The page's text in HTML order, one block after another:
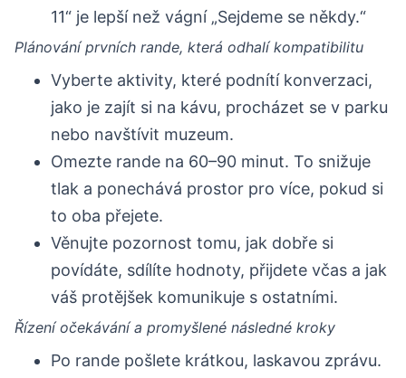
11“ je lepší než vágní „Sejdeme se někdy.“
Plánování prvních rande, která odhalí kompatibilitu
Vyberte aktivity, které podnítí konverzaci,
jako je zajít si na kávu, procházet se v parku
nebo navštívit muzeum.
Omezte rande na 60–90 minut. To snižuje
tlak a ponechává prostor pro více, pokud si
to oba přejete.
Věnujte pozornost tomu, jak dobře si
povídáte, sdílíte hodnoty, přijdete včas a jak
váš protějšek komunikuje s ostatními.
Řízení očekávání a promyšlené následné kroky
Po rande pošlete krátkou, laskavou zprávu.